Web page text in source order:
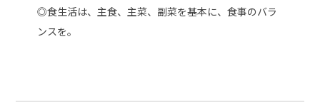
◎⾷⽣活は、主⾷、主菜、副菜を基本に、⾷事のバラ
ンスを。